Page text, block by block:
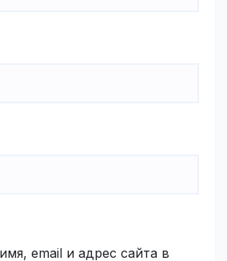
email и адрес сайта в